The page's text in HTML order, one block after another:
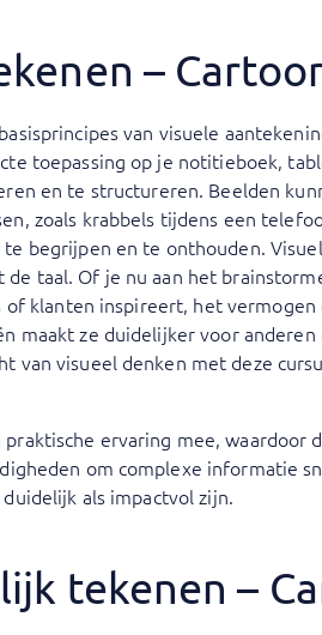
–
van visuele
toepassing op je notitieboek,
en te structureren. Beelden
zoals krabbels tijdens een
begrijpen en te onthouden.
taal. Of je nu aan het
klanten inspireert, het
maakt ze duidelijker voor
van visueel denken met deze
praktische ervaring mee,
om complexe informatie
als impactvol zijn.
tekenen –